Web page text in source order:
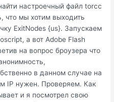
настроечный файл torcc
что мы хотим выходить
ExitNodes {us}. Запускаем
а вот Adobe Flash
на вопрос броузера что
в данном случае на
IP нужен. Проверяем. Как
и я посмотрел свою